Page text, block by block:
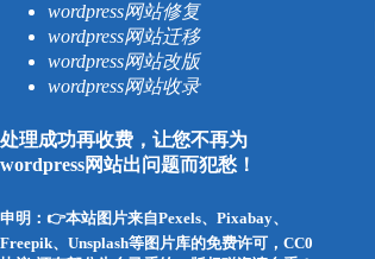
wordpress网站修复
wordpress网站迁移
wordpress网站改版
wordpress网站收录
处理成功再收费，让您不再为
wordpress网站出问题而犯愁！
申明：👉本站图片来自Pexels、Pixabay、
Freepik、Unsplash等图片库的免费许可，CC0